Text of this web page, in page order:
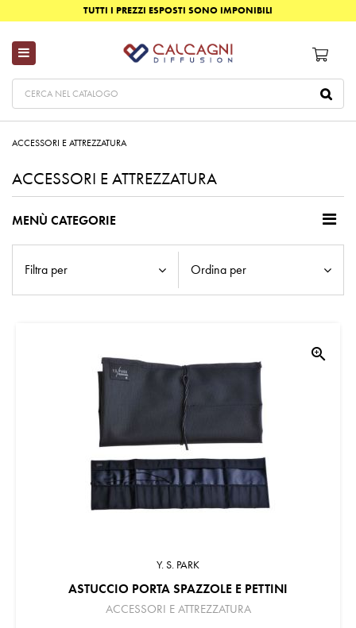
TUTTI I PREZZI ESPOSTI SONO IMPONIBILI
ACCESSORI E ATTREZZATURA
ACCESSORI E ATTREZZATURA
MENÙ CATEGORIE
Filtra per Ordina per
zoom_in
Y. S. PARK
ASTUCCIO PORTA SPAZZOLE E PETTINI
ACCESSORI E ATTREZZATURA